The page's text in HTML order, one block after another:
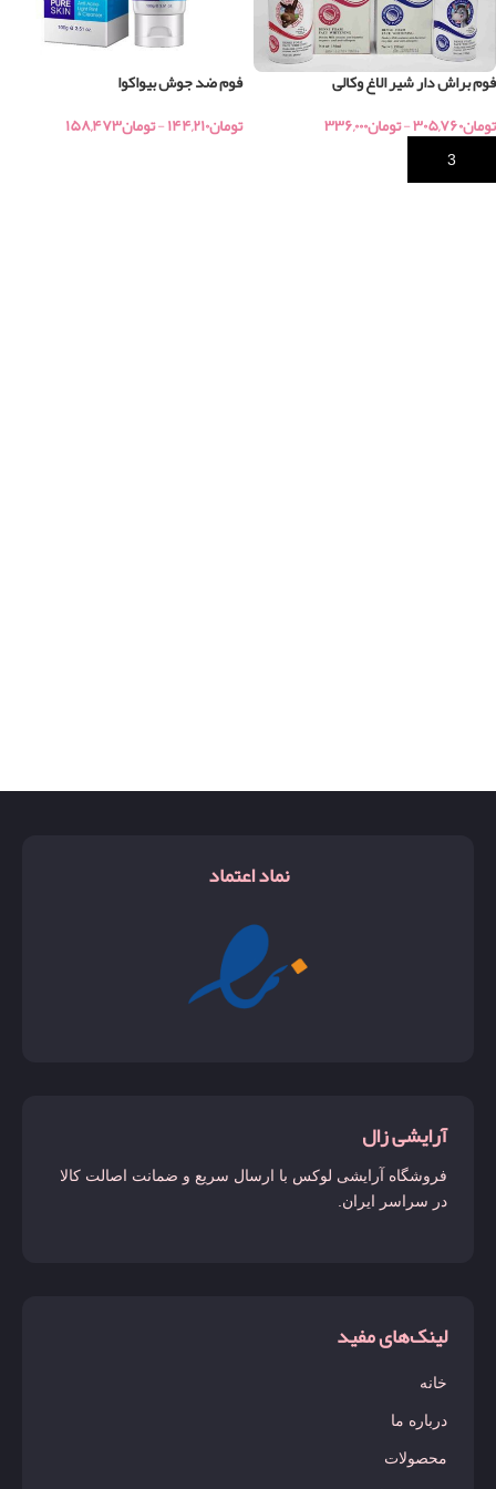
فوم براش دار شیر الاغ وکالی
تومان۳۰۵,۷۶۰-تومان۳۳۶,۰۰۰
فوم ضد جوش بیواکوا
تومان۱۴۴,۲۱۰-تومان۱۵۸,۴۷۳
نماد اعتماد
آرایشی زال
فروشگاه آرایشی لوکس با ارسال سریع و ضمانت اصالت کالا
در سراسر ایران.
لینک‌های مفید
خانه
درباره ما
محصولات